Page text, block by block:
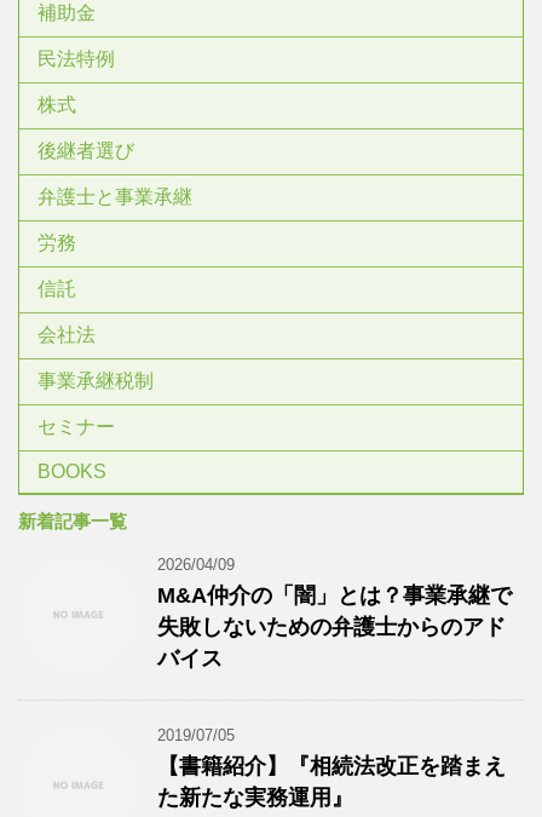
補助金
民法特例
株式
後継者選び
弁護士と事業承継
労務
信託
会社法
事業承継税制
セミナー
BOOKS
新着記事一覧
2026/04/09
M&A仲介の「闇」とは？事業承継で
失敗しないための弁護士からのアド
バイス
2019/07/05
【書籍紹介】『相続法改正を踏まえ
た新たな実務運用』